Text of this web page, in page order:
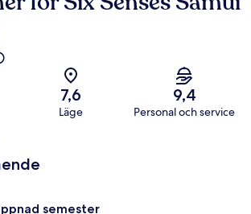
7,6
Läge
9,4
Personal och service
semester